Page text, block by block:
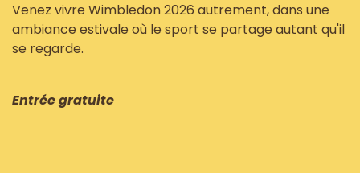
Venez vivre Wimbledon 2026 autrement, dans une
ambiance estivale où le sport se partage autant qu'il
se regarde.
Entrée gratuite